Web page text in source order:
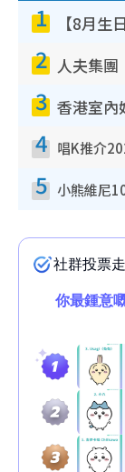
1
2
3
4
5